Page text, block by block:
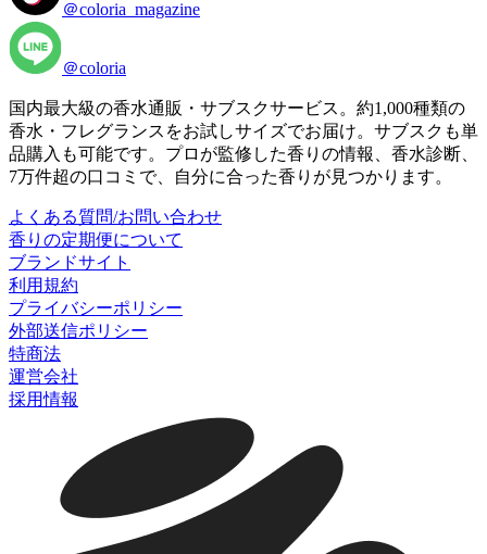
＠coloria_magazine
＠coloria
国内最大級の香水通販・サブスクサービス。約1,000種類の
香水・フレグランスをお試しサイズでお届け。サブスクも単
品購入も可能です。プロが監修した香りの情報、香水診断、
7万件超の口コミで、自分に合った香りが見つかります。
よくある質問/お問い合わせ
香りの定期便について
ブランドサイト
利用規約
プライバシーポリシー
外部送信ポリシー
特商法
運営会社
採用情報